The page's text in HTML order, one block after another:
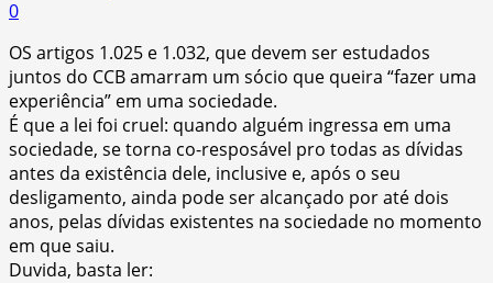
0
OS artigos 1.025 e 1.032, que devem ser estudados
juntos do CCB amarram um sócio que queira “fazer uma
experiência” em uma sociedade.
É que a lei foi cruel: quando alguém ingressa em uma
sociedade, se torna co-resposável pro todas as dívidas
antes da existência dele, inclusive e, após o seu
desligamento, ainda pode ser alcançado por até dois
anos, pelas dívidas existentes na sociedade no momento
em que saiu.
Duvida, basta ler: